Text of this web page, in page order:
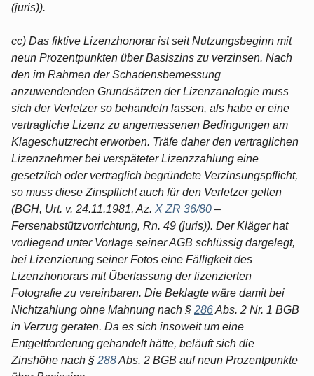
(juris)).
cc) Das fiktive Lizenzhonorar ist seit Nutzungsbeginn mit
neun Prozentpunkten über Basiszins zu verzinsen. Nach
den im Rahmen der Schadensbemessung
anzuwendenden Grundsätzen der Lizenzanalogie muss
sich der Verletzer so behandeln lassen, als habe er eine
vertragliche Lizenz zu angemessenen Bedingungen am
Klageschutzrecht erworben. Träfe daher den vertraglichen
Lizenznehmer bei verspäteter Lizenzzahlung eine
gesetzlich oder vertraglich begründete Verzinsungspflicht,
so muss diese Zinspflicht auch für den Verletzer gelten
(BGH, Urt. v. 24.11.1981, Az. X ZR 36/80 –
Fersenabstützvorrichtung, Rn. 49 (juris)). Der Kläger hat
vorliegend unter Vorlage seiner AGB schlüssig dargelegt,
bei Lizenzierung seiner Fotos eine Fälligkeit des
Lizenzhonorars mit Überlassung der lizenzierten
Fotografie zu vereinbaren. Die Beklagte wäre damit bei
Nichtzahlung ohne Mahnung nach § 286Abs. 2 Nr. 1 BGB
in Verzug geraten. Da es sich insoweit um eine
Entgeltforderung gehandelt hätte, beläuft sich die
Zinshöhe nach § 288Abs. 2 BGB auf neun Prozentpunkte